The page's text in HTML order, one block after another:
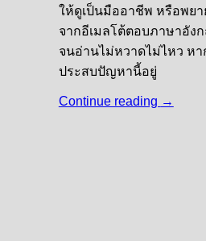
ให้ดูเป็นมืออาชีพ หรือพยา
จากอีเมลโต้ตอบภาษาอัง
จนอ่านไม่หวาดไม่ไหว ห
ประสบปัญหานี้อยู่
Continue reading →